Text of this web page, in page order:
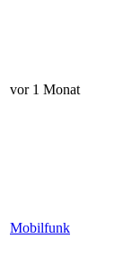
vor 1 Monat
Mobilfunk